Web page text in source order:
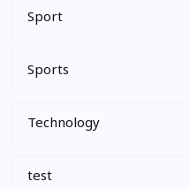
Sport
Sports
Technology
test